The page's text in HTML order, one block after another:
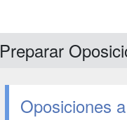
Preparar
Oposiciones